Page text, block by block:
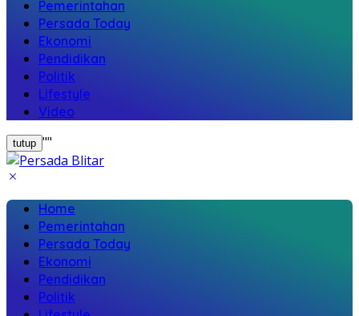
Pemerintahan
Persada Today
Ekonomi
Pendidikan
Politik
Lifestyle
Video
tutup ""
Home
Pemerintahan
Persada Today
Ekonomi
Pendidikan
Politik